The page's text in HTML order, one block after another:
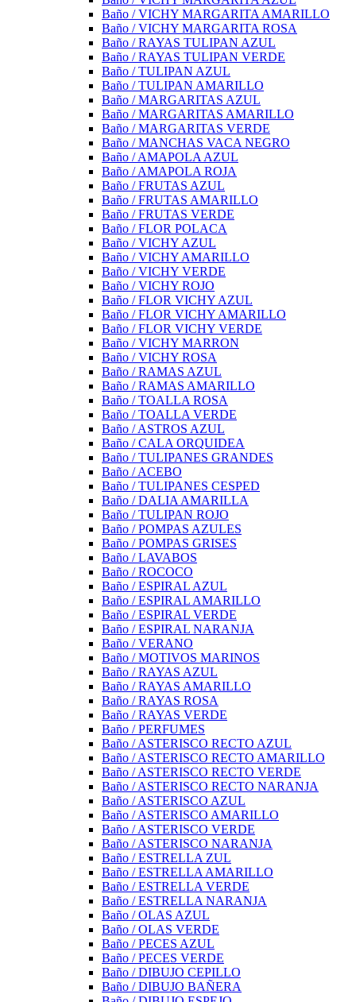
Baño / VICHY MARGARITA AMARILLO
Baño / VICHY MARGARITA ROSA
Baño / RAYAS TULIPAN AZUL
Baño / RAYAS TULIPAN VERDE
Baño / TULIPAN AZUL
Baño / TULIPAN AMARILLO
Baño / MARGARITAS AZUL
Baño / MARGARITAS AMARILLO
Baño / MARGARITAS VERDE
Baño / MANCHAS VACA NEGRO
Baño / AMAPOLA AZUL
Baño / AMAPOLA ROJA
Baño / FRUTAS AZUL
Baño / FRUTAS AMARILLO
Baño / FRUTAS VERDE
Baño / FLOR POLACA
Baño / VICHY AZUL
Baño / VICHY AMARILLO
Baño / VICHY VERDE
Baño / VICHY ROJO
Baño / FLOR VICHY AZUL
Baño / FLOR VICHY AMARILLO
Baño / FLOR VICHY VERDE
Baño / VICHY MARRON
Baño / VICHY ROSA
Baño / RAMAS AZUL
Baño / RAMAS AMARILLO
Baño / TOALLA ROSA
Baño / TOALLA VERDE
Baño / ASTROS AZUL
Baño / CALA ORQUIDEA
Baño / TULIPANES GRANDES
Baño / ACEBO
Baño / TULIPANES CESPED
Baño / DALIA AMARILLA
Baño / TULIPAN ROJO
Baño / POMPAS AZULES
Baño / POMPAS GRISES
Baño / LAVABOS
Baño / ROCOCO
Baño / ESPIRAL AZUL
Baño / ESPIRAL AMARILLO
Baño / ESPIRAL VERDE
Baño / ESPIRAL NARANJA
Baño / VERANO
Baño / MOTIVOS MARINOS
Baño / RAYAS AZUL
Baño / RAYAS AMARILLO
Baño / RAYAS ROSA
Baño / RAYAS VERDE
Baño / PERFUMES
Baño / ASTERISCO RECTO AZUL
Baño / ASTERISCO RECTO AMARILLO
Baño / ASTERISCO RECTO VERDE
Baño / ASTERISCO RECTO NARANJA
Baño / ASTERISCO AZUL
Baño / ASTERISCO AMARILLO
Baño / ASTERISCO VERDE
Baño / ASTERISCO NARANJA
Baño / ESTRELLA ZUL
Baño / ESTRELLA AMARILLO
Baño / ESTRELLA VERDE
Baño / ESTRELLA NARANJA
Baño / OLAS AZUL
Baño / OLAS VERDE
Baño / PECES AZUL
Baño / PECES VERDE
Baño / DIBUJO CEPILLO
Baño / DIBUJO BAÑERA